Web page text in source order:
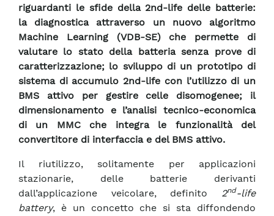
riguardanti le sfide della 2nd-life delle batterie:
la diagnostica attraverso un nuovo algoritmo
Machine Learning (VDB-SE) che permette di
valutare lo stato della batteria senza prove di
caratterizzazione; lo sviluppo di un prototipo di
sistema di accumulo 2nd-life con l’utilizzo di un
BMS attivo per gestire celle disomogenee; il
dimensionamento e l’analisi tecnico-economica
di un MMC che integra le funzionalità del
convertitore di interfaccia e del BMS attivo.
Il riutilizzo, solitamente per applicazioni
stazionarie, delle batterie derivanti
dall’applicazione veicolare, definito 2nd-life
battery, è un concetto che si sta diffondendo